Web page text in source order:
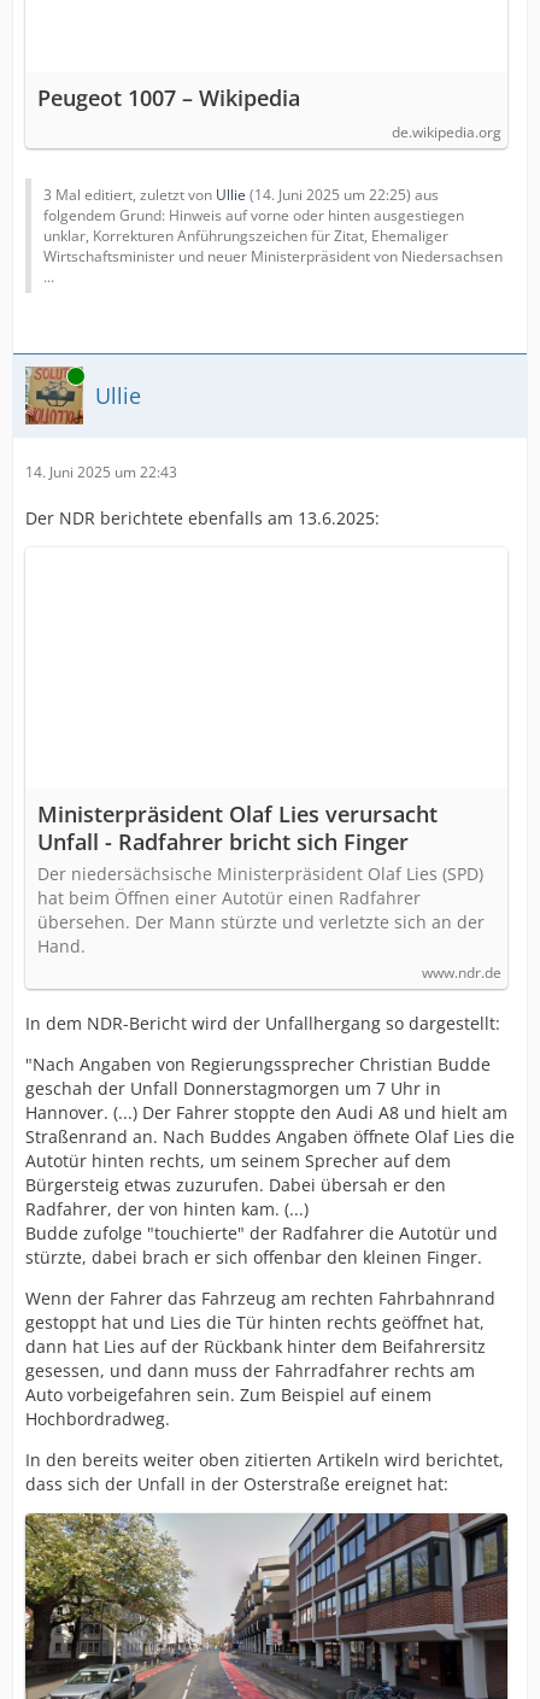
Peugeot 1007 – Wikipedia
de.wikipedia.org
3 Mal editiert, zuletzt von Ullie (14. Juni 2025 um 22:25) aus
folgendem Grund: Hinweis auf vorne oder hinten ausgestiegen
unklar, Korrekturen Anführungszeichen für Zitat, Ehemaliger
Wirtschaftsminister und neuer Ministerpräsident von Niedersachsen
...
Online
Ullie
14. Juni 2025 um 22:43
Der NDR berichtete ebenfalls am 13.6.2025:
Ministerpräsident Olaf Lies verursacht
Unfall - Radfahrer bricht sich Finger
Der niedersächsische Ministerpräsident Olaf Lies (SPD)
hat beim Öffnen einer Autotür einen Radfahrer
übersehen. Der Mann stürzte und verletzte sich an der
Hand.
www.ndr.de
In dem NDR-Bericht wird der Unfallhergang so dargestellt:
"Nach Angaben von Regierungssprecher Christian Budde
geschah der Unfall Donnerstagmorgen um 7 Uhr in
Hannover. (...) Der Fahrer stoppte den Audi A8 und hielt am
Straßenrand an. Nach Buddes Angaben öffnete Olaf Lies die
Autotür hinten rechts, um seinem Sprecher auf dem
Bürgersteig etwas zuzurufen. Dabei übersah er den
Radfahrer, der von hinten kam. (...)
Budde zufolge "touchierte" der Radfahrer die Autotür und
stürzte, dabei brach er sich offenbar den kleinen Finger.
Wenn der Fahrer das Fahrzeug am rechten Fahrbahnrand
gestoppt hat und Lies die Tür hinten rechts geöffnet hat,
dann hat Lies auf der Rückbank hinter dem Beifahrersitz
gesessen, und dann muss der Fahrradfahrer rechts am
Auto vorbeigefahren sein. Zum Beispiel auf einem
Hochbordradweg.
In den bereits weiter oben zitierten Artikeln wird berichtet,
dass sich der Unfall in der Osterstraße ereignet hat: